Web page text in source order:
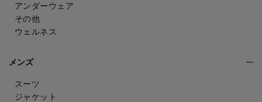
アンダーウェア
その他
ウェルネス
メンズ
スーツ
ジャケット